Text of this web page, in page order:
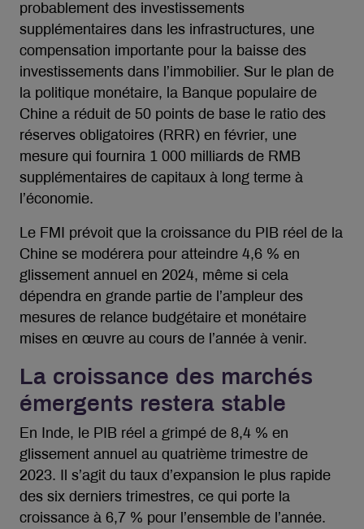
probablement des investissements
supplémentaires dans les infrastructures, une
compensation importante pour la baisse des
investissements dans l’immobilier. Sur le plan de
la politique monétaire, la Banque populaire de
Chine a réduit de 50 points de base le ratio des
réserves obligatoires (RRR) en février, une
mesure qui fournira 1 000 milliards de RMB
supplémentaires de capitaux à long terme à
l’économie.
Le FMI prévoit que la croissance du PIB réel de la
Chine se modérera pour atteindre 4,6 % en
glissement annuel en 2024, même si cela
dépendra en grande partie de l’ampleur des
mesures de relance budgétaire et monétaire
mises en œuvre au cours de l’année à venir.
La croissance des marchés
émergents restera stable
En Inde, le PIB réel a grimpé de 8,4 % en
glissement annuel au quatrième trimestre de
2023. Il s’agit du taux d’expansion le plus rapide
des six derniers trimestres, ce qui porte la
croissance à 6,7 % pour l’ensemble de l’année.